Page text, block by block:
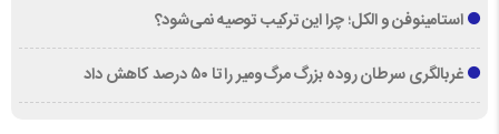
استامینوفن و الکل؛ چرا این ترکیب توصیه نمی‌شود؟
غربالگری سرطان روده بزرگ مرگ‌ومیر را تا ۵۰ درصد کاهش داد